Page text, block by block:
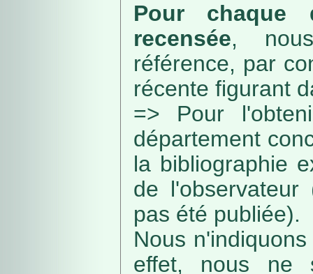
Pour chaque
recensée,
référence, par
récente figurant
=> Pour
département
la bibliographie
de
pas été publiée).
Nous
effet, nous ne